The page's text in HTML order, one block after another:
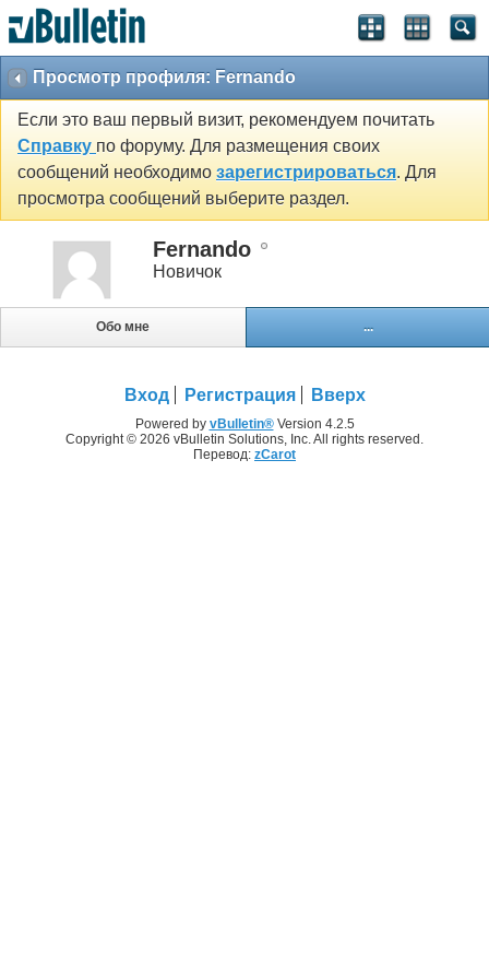
Просмотр профиля: Fernando
Если это ваш первый визит, рекомендуем почитать
Справку по форуму. Для размещения своих
сообщений необходимо зарегистрироваться. Для
просмотра сообщений выберите раздел.
Fernando
Новичок
Обо мне ...
Вход Регистрация Вверх
Powered by vBulletin®Version 4.2.5
Copyright © 2026 vBulletin Solutions, Inc. All rights reserved.
Перевод: zCarot